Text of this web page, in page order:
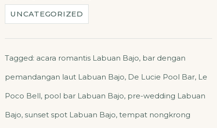
UNCATEGORIZED
Tagged: acara romantis Labuan Bajo, bar dengan
pemandangan laut Labuan Bajo, De Lucie Pool Bar, Le
Poco Bell, pool bar Labuan Bajo, pre-wedding Labuan
Bajo, sunset spot Labuan Bajo, tempat nongkrong